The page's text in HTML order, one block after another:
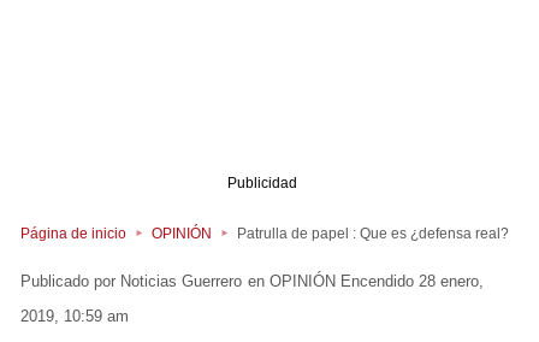
Publicidad
Página de inicio OPINIÓN Patrulla de papel : Que es ¿defensa real?
Noticias Guerrero en OPINIÓN Encendido 28 enero,
2019, 10:59 am